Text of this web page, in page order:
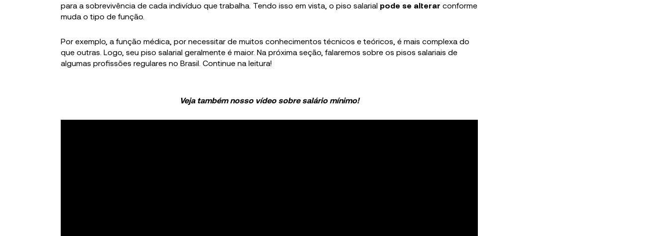
para a sobrevivência de cada indivíduo que trabalha. Tendo isso em vista, o piso salarial pode se alterar conforme
muda o tipo de função.
Por exemplo, a função médica, por necessitar de muitos conhecimentos técnicos e teóricos, é mais complexa do
que outras. Logo, seu piso salarial geralmente é maior. Na próxima seção, falaremos sobre os pisos salariais de
algumas profissões regulares no Brasil. Continue na leitura!
Veja também nosso vídeo sobre salário mínimo!